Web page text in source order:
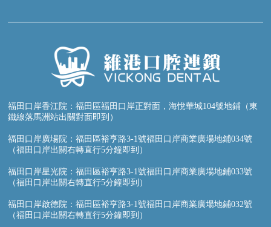
福田口岸香江院：福田區福田口岸正對面，海悅華城104號地鋪（東
鐵線落馬洲站出關對面即到）
福田口岸廣場院：福田區裕亨路3-1號福田口岸商業廣場地鋪034號
（福田口岸出關右轉直行5分鐘即到）
福田口岸星光院：福田區裕亨路3-1號福田口岸商業廣場地鋪033號
（福田口岸出關右轉直行5分鐘即到）
福田口岸啟德院：福田區裕亨路3-1號福田口岸商業廣場地鋪032號
（福田口岸出關右轉直行5分鐘即到）